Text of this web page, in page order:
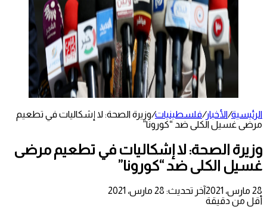
الرئيسية/الأخبار/فلسطينيات/وزيرة الصحة: لا إشكاليات في تطعيم
مرضى غسيل الكلى ضد “كورونا”
وزيرة الصحة: لا إشكاليات في تطعيم مرضى
غسيل الكلى ضد “كورونا”
28 مارس، 2021
آخر تحديث: 28 مارس، 2021
أقل من دقيقة